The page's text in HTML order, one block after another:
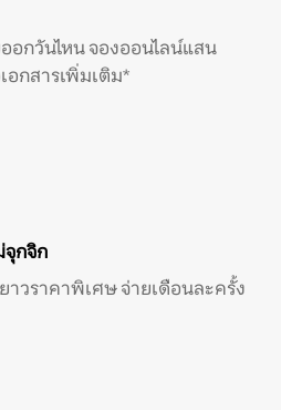
อกวันไหน จองออนไลน์แสน
อกสารเพิ่มเติม*
จุกจิก
วราคาพิเศษ จ่ายเดือนละครั้ง